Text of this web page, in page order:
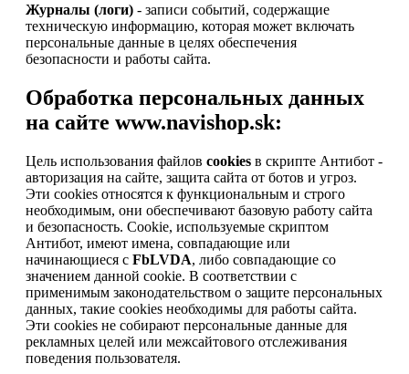
Журналы (логи) - записи событий, содержащие
техническую информацию, которая может включать
персональные данные в целях обеспечения
безопасности и работы сайта.
Обработка персональных данных
на сайте www.navishop.sk:
Цель использования файлов cookies в скрипте Антибот -
авторизация на сайте, защита сайта от ботов и угроз.
Эти cookies относятся к функциональным и строго
необходимым, они обеспечивают базовую работу сайта
и безопасность. Cookie, используемые скриптом
Антибот, имеют имена, совпадающие или
начинающиеся с FbLVDA, либо совпадающие со
значением данной cookie. В соответствии с
применимым законодательством о защите персональных
данных, такие cookies необходимы для работы сайта.
Эти cookies не собирают персональные данные для
рекламных целей или межсайтового отслеживания
поведения пользователя.